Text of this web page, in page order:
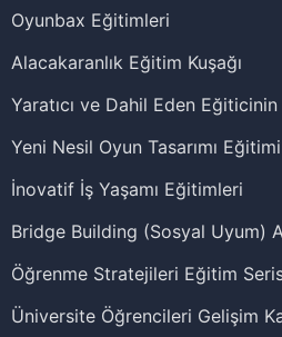
Oyunbax Eğitimleri
Alacakaranlık Eğitim Kuşağı
Yaratıcı ve Dahil Eden
Yeni Nesil Oyun Tasarımı Eğitimi
İnovatif İş Yaşamı Eğitimleri
Bridge Building (Sosyal Uyum)
Öğrenme Stratejileri Eğitim
Üniversite Öğrencileri Gelişim